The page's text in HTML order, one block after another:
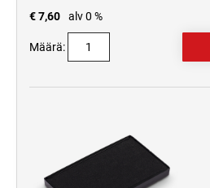
€ 7,60
alv 0 %
Määrä: